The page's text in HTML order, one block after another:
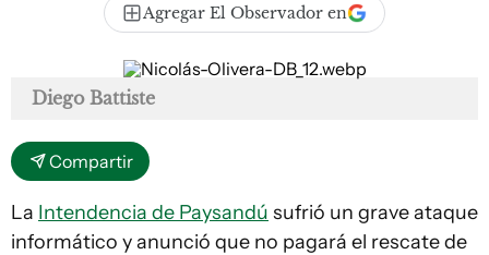
Agregar El Observador en
Diego Battiste
Compartir
La Intendencia de Paysandú sufrió un grave ataque
informático y anunció que no pagará el rescate de